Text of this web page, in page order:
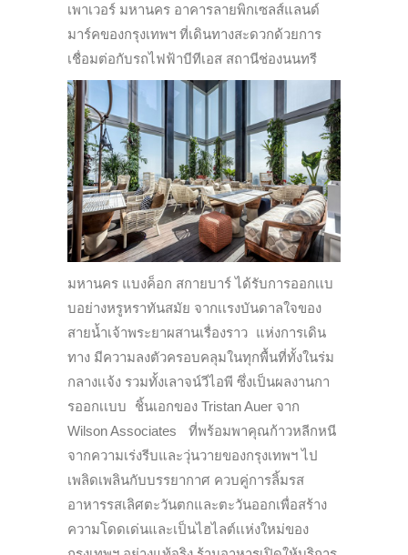
เพาเวอร์ มหานคร อาคารลายพิกเซลส์แลนด์
มาร์คของกรุงเทพฯ ที่เดินทางสะดวกด้วยการ
เชื่อมต่อกับรถไฟฟ้าบีทีเอส สถานีช่องนนทรี
มหานคร แบงค็อก สกายบาร์ ได้รับการออกเเบ
บอย่างหรูหราทันสมัย จากเเรงบันดาลใจของ
สายน้ำเจ้าพระยาผสานเรื่องราว แห่งการเดิน
ทาง มีความลงตัวครอบคลุมในทุกพื้นที่ทั้งในร่ม
กลางเเจ้ง รวมทั้งเลาจน์วีไอพี ซึ่งเป็นผลงานกา
รออกเเบบ ชิ้นเอกของ Tristan Auer จาก
Wilson Associates ที่พร้อมพาคุณก้าวหลีกหนี
จากความเร่งรีบและวุ่นวายของกรุงเทพฯ ไป
เพลิดเพลินกับบรรยากาศ ควบคู่การลิ้มรส
อาหารรสเลิศตะวันตกและตะวันออกเพื่อสร้าง
ความโดดเด่นและเป็นไฮไลต์เเห่งใหม่ของ